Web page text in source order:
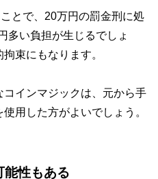
とで、20万円の罰金刑に処
多い負担が生じるでしょ
束にもなります。
インマジックは、元から手
用した方がよいでしょう。
能性もある